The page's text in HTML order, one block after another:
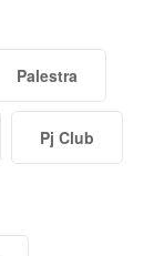
Palestra
Pj Club